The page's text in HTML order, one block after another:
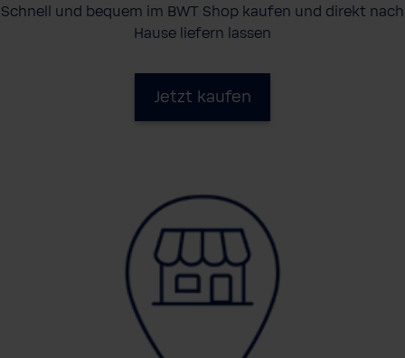
Schnell und bequem im BWT Shop kaufen und direkt nach
Hause liefern lassen
Jetzt kaufen